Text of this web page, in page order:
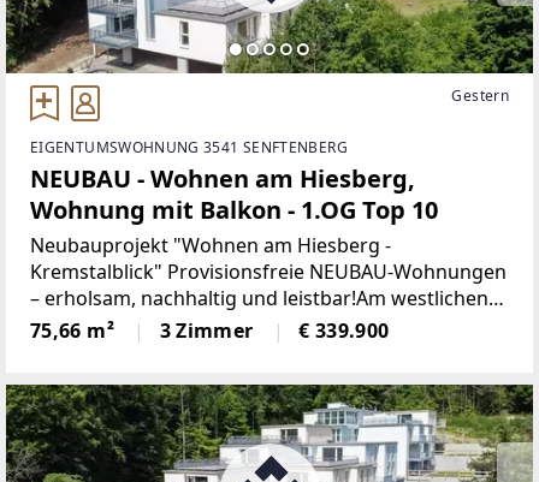
Gestern
EIGENTUMSWOHNUNG 3541 SENFTENBERG
NEUBAU - Wohnen am Hiesberg,
Wohnung mit Balkon - 1.OG Top 10
Neubauprojekt "Wohnen am Hiesberg -
Kremstalblick" Provisionsfreie NEUBAU-Wohnungen
– erholsam, nachhaltig und leistbar!Am westlichen
Ortsende der idyllischen Marktgemeinde
Senftenberg - umrandet von grünen Hügeln und
75,66 m² 3 Zimmer € 339.900